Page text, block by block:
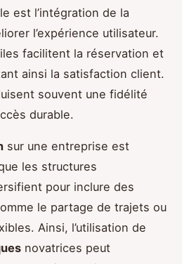
est l’intégration de la
l’expérience utilisateur.
facilitent la réservation et
ainsi la satisfaction client.
souvent une fidélité
durable.
sur une entreprise est
les structures
pour inclure des
le partage de trajets ou
Ainsi, l’utilisation de
novatrices peut